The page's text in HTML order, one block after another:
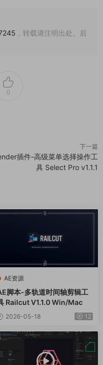
，转载请注明出处。后
0
下一篇
插件-高级菜单选择操作工
具 Select Pro v1.1.1
AE资源
脚本-多轨道时间轴剪辑工
Railcut V1.1.0 Win/Mac
2026-05-18 12